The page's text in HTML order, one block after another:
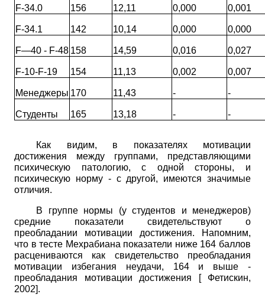
F-34.0 156 12,11 0,000 0,001
F-34.1 142 10,14 0,000 0,000
F—40 - F-48 158 14,59 0,016 0,027
F-10-F-19 154 11,13 0,002 0,007
Менеджеры 170 11,43 - -
Студенты 165 13,18 - -
Как видим, в показателях мотивации
достижения между группами, представляющими
психическую патологию, с одной стороны, и
психическую норму - с другой, имеются значимые
отличия.
В группе нормы (у студентов и менеджеров)
средние показатели свидетельствуют о
преобладании мотивации достижения. Напомним,
что в тесте Мехрабиана показатели ниже 164 баллов
расцениваются как свидетельство преобладания
мотивации избегания неудачи, 164 и выше -
преобладания мотивации достижения
[Фетискин,
2002].